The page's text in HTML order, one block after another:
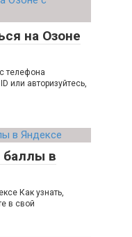
на Озоне
телефона
или авторизуйтесь,
баллы в
Как узнать,
в свой